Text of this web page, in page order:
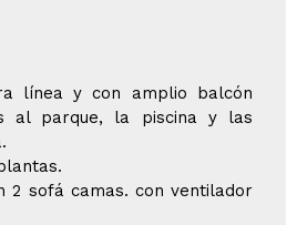
línea y con amplio balcón
al parque, la piscina y las
2 sofá camas. con ventilador